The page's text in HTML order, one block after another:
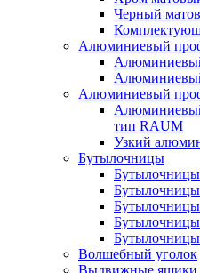
Черный
Алюминиевый
Алюминиевый
тип RAUM
Узкий
Бутылочницы
Волшебный уголок